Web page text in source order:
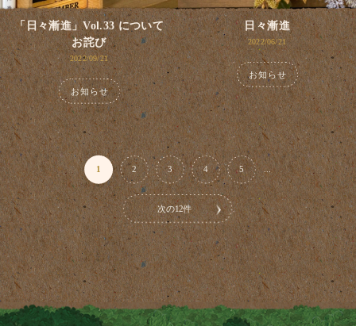
「日々漸進」Vol.33 について
お詫び
2022/09/21
お知らせ
日々漸進
2022/06/21
お知らせ
1 2 3 4 5 ...
次の12件